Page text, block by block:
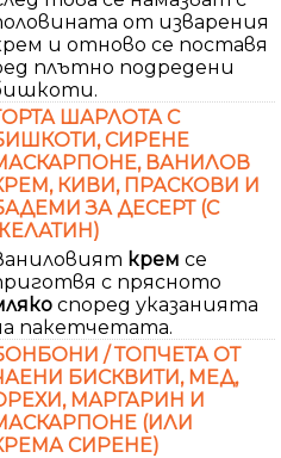
от изварения
и отново се поставя
плътно подредени
ШАРЛОТА С
СИРЕНЕ
ВАНИЛОВ
КИВИ, ПРАСКОВИ И
ЗА ДЕСЕРТ (С
крем се
с прясното
според указанията
пакетчетата.
/ ТОПЧЕТА ОТ
БИСКВИТИ, МЕД,
МАРГАРИН И
(ИЛИ
СИРЕНЕ)